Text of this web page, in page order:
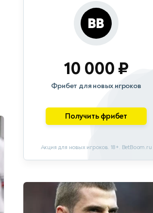
10 000 ₽
Фрибет для новых игроков
Получить фрибет
Акция для новых игроков. 18+. BetBoom.ru